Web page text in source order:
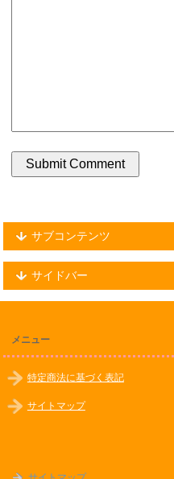
サブコンテンツ
サイドバー
メニュー
特定商法に基づく表記
サイトマップ